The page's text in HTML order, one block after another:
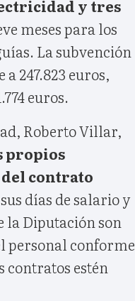
y tres
meses para los
La subvención
247.823 euros,
euros.
Roberto Villar,
propios
contrato
días de salario y
la Diputación son
personal conforme
contratos estén